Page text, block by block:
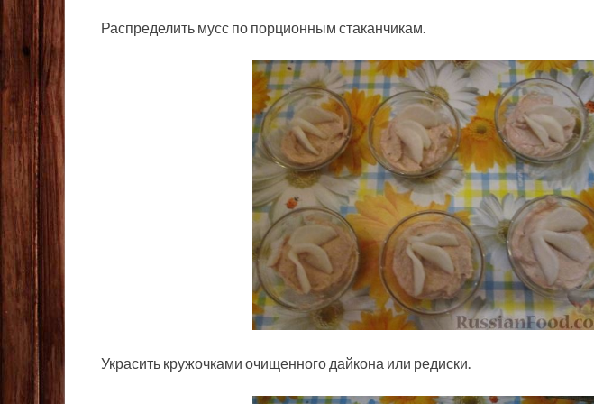
Распределить мусс по порционным стаканчикам.
Украсить кружочками очищенного дайкона или редиски.